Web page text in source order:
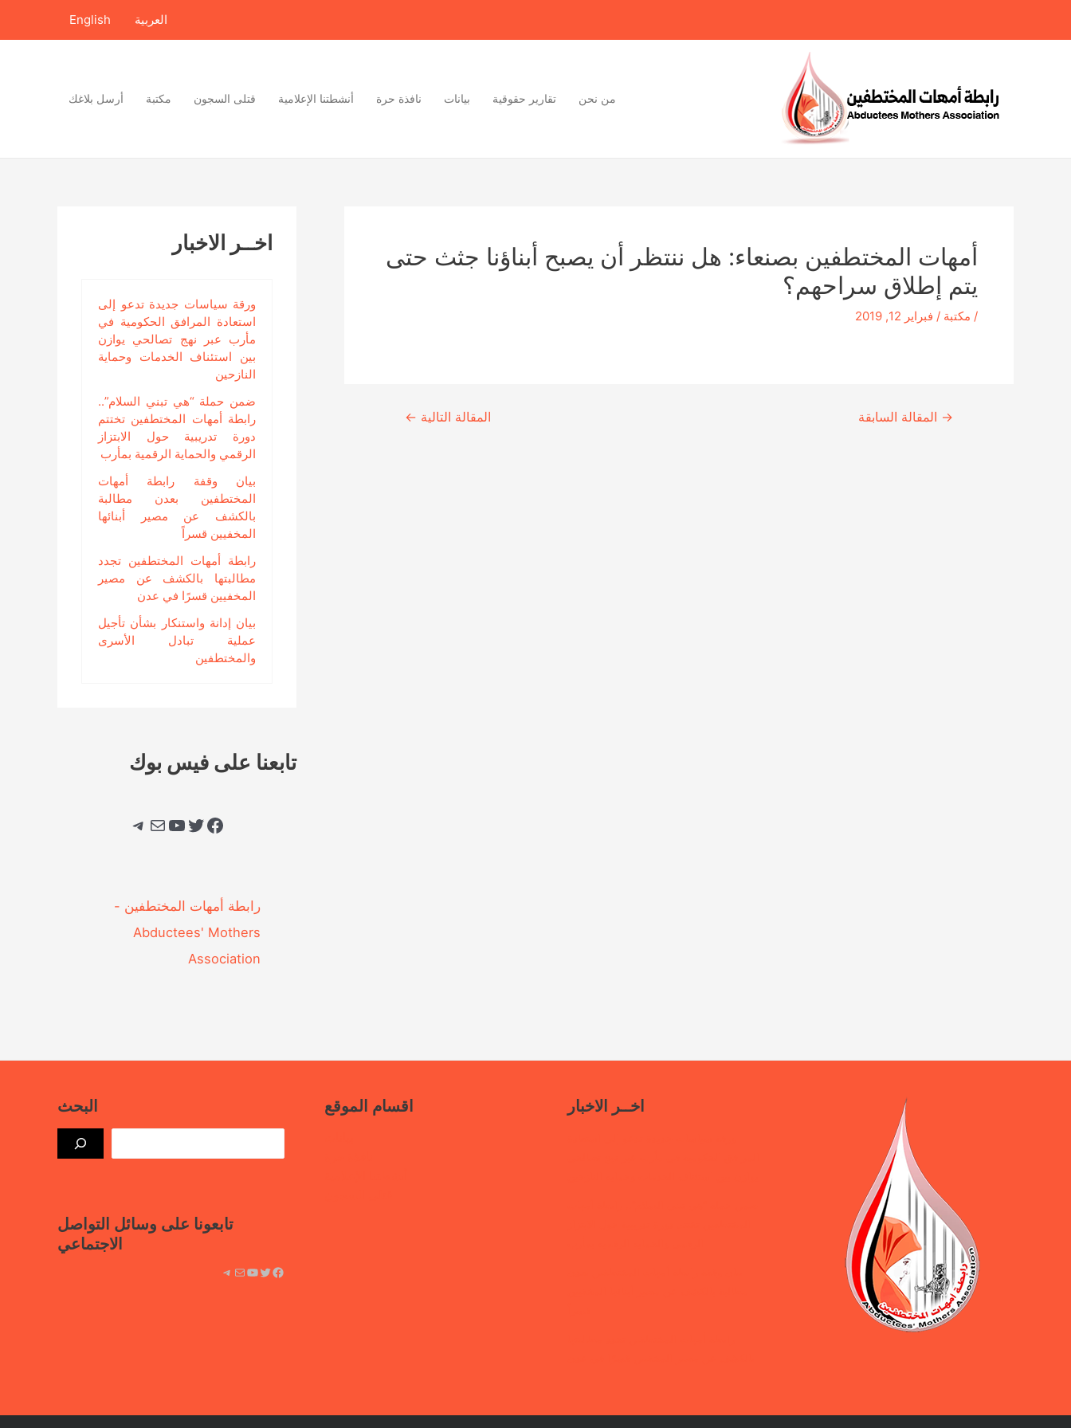
العربية English
من نحن تقارير حقوقية بيانات نافذة حرة أنشطتنا الإعلامية قتلى السجون مكتبة أرسل بلاغك
أمهات المختطفين بصنعاء: هل ننتظر أن يصبح أبناؤنا جثث حتى
يتم إطلاق سراحهم؟
/ مكتبة / فبراير 12, 2019
Continue
→ المقالة السابقة المقالة التالية ←
اخــر الاخبار
ورقة سياسات جديدة تدعو إلى
استعادة المرافق الحكومية في
مأرب عبر نهج تصالحي يوازن
بين استئناف الخدمات وحماية
النازحين
ضمن حملة “هي تبني السلام”..
رابطة أمهات المختطفين تختتم
دورة تدريبية حول الابتزاز
الرقمي والحماية الرقمية بمأرب
بيان وقفة رابطة أمهات
المختطفين بعدن مطالبة
بالكشف عن مصير أبنائها
المخفيين قسراً
رابطة أمهات المختطفين تجدد
مطالبتها بالكشف عن مصير
المخفيين قسرًا في عدن
بيان إدانة واستنكار بشأن تأجيل
عملية تبادل الأسرى
والمختطفين
تابعنا على فيس بوك
فيسبوك تويتر يوتيوببريد تيليجرام
‎رابطة أمهات المختطفين -
Abductees' Mothers
Association‎
اخــر الاخبار اقسام الموقع البحث
تابعونا على وسائل التواصل
الاجتماعي
فيسبوك تويتر يوتيوب بريد تيليجرام